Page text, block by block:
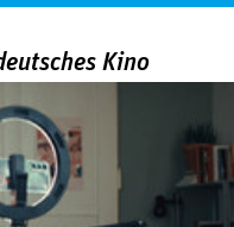
Kino